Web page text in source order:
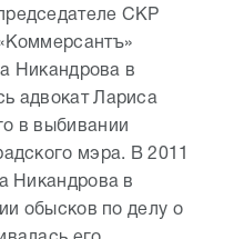
СКР
Никандрова в
адвокат Лариса
в выбивании
мэра. В 2011
Никандрова в
обысков по делу о